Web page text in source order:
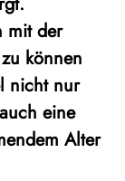
mit der
können
nicht nur
eine
Alter